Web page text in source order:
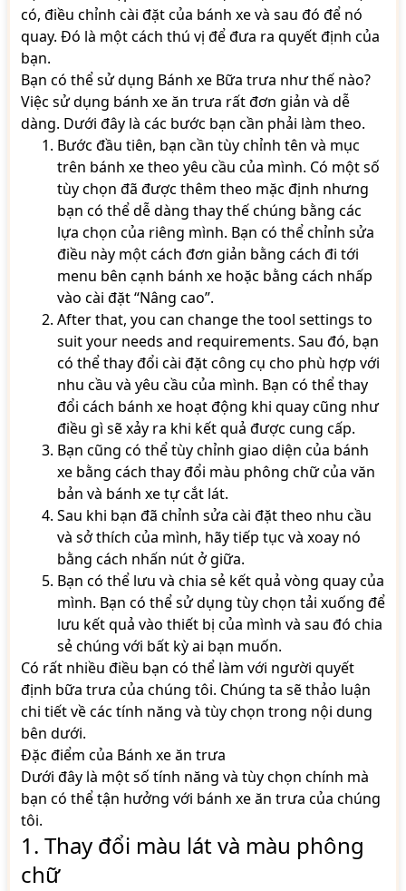
có, điều chỉnh cài đặt của bánh xe và sau đó để nó
quay. Đó là một cách thú vị để đưa ra quyết định của
bạn.
Bạn có thể sử dụng Bánh xe Bữa trưa như thế nào?
Việc sử dụng bánh xe ăn trưa rất đơn giản và dễ
dàng. Dưới đây là các bước bạn cần phải làm theo.
Bước đầu tiên, bạn cần tùy chỉnh tên và mục
trên bánh xe theo yêu cầu của mình. Có một số
tùy chọn đã được thêm theo mặc định nhưng
bạn có thể dễ dàng thay thế chúng bằng các
lựa chọn của riêng mình. Bạn có thể chỉnh sửa
điều này một cách đơn giản bằng cách đi tới
menu bên cạnh bánh xe hoặc bằng cách nhấp
vào cài đặt “Nâng cao”.
After that, you can change the tool settings to
suit your needs and requirements. Sau đó, bạn
có thể thay đổi cài đặt công cụ cho phù hợp với
nhu cầu và yêu cầu của mình. Bạn có thể thay
đổi cách bánh xe hoạt động khi quay cũng như
điều gì sẽ xảy ra khi kết quả được cung cấp.
Bạn cũng có thể tùy chỉnh giao diện của bánh
xe bằng cách thay đổi màu phông chữ của văn
bản và bánh xe tự cắt lát.
Sau khi bạn đã chỉnh sửa cài đặt theo nhu cầu
và sở thích của mình, hãy tiếp tục và xoay nó
bằng cách nhấn nút ở giữa.
Bạn có thể lưu và chia sẻ kết quả vòng quay của
mình. Bạn có thể sử dụng tùy chọn tải xuống để
lưu kết quả vào thiết bị của mình và sau đó chia
sẻ chúng với bất kỳ ai bạn muốn.
Có rất nhiều điều bạn có thể làm với người quyết
định bữa trưa của chúng tôi. Chúng ta sẽ thảo luận
chi tiết về các tính năng và tùy chọn trong nội dung
bên dưới.
Đặc điểm của Bánh xe ăn trưa
Dưới đây là một số tính năng và tùy chọn chính mà
bạn có thể tận hưởng với bánh xe ăn trưa của chúng
tôi.
1. Thay đổi màu lát và màu phông
chữ